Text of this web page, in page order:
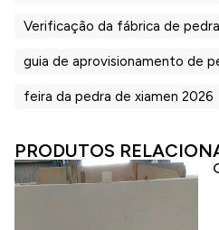
Verificação da fábrica de
guia de aprovisionamento de
feira da pedra de xiamen 2026
PRODUTOS